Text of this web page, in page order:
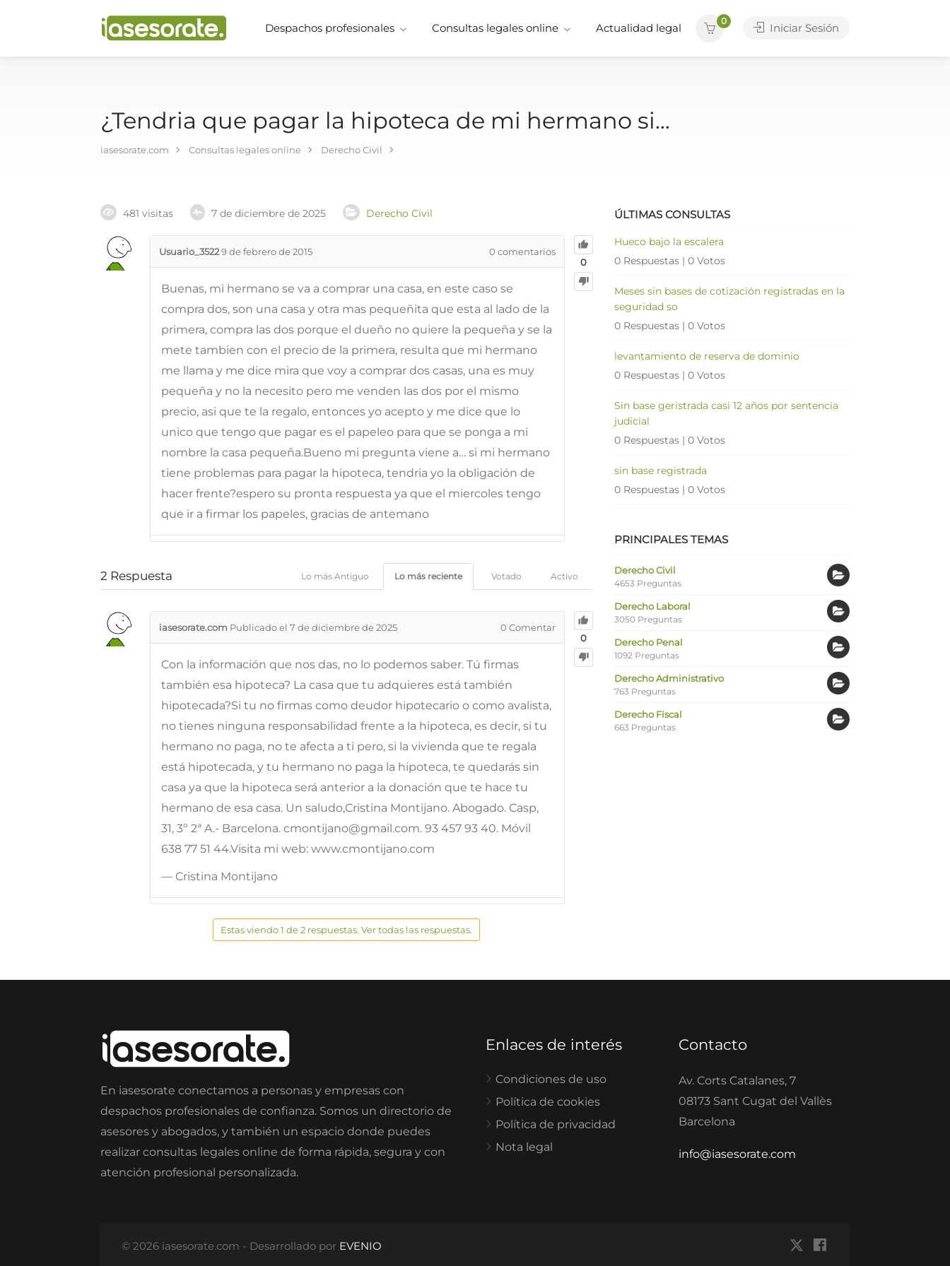
Despachos profesionales Consultas legales online Actualidad legal
0
Iniciar Sesión
¿Tendria que pagar la hipoteca de mi hermano si…
iasesorate.com Consultas legales online Derecho Civil
481 visitas 7 de diciembre de 2025 Derecho Civil
0
Usuario_35229 de febrero de 2015 0 comentarios
Buenas, mi hermano se va a comprar una casa, en este caso se
compra dos, son una casa y otra mas pequeñita que esta al lado de la
primera, compra las dos porque el dueño no quiere la pequeña y se la
mete tambien con el precio de la primera, resulta que mi hermano
me llama y me dice mira que voy a comprar dos casas, una es muy
pequeña y no la necesito pero me venden las dos por el mismo
precio, asi que te la regalo, entonces yo acepto y me dice que lo
unico que tengo que pagar es el papeleo para que se ponga a mi
nombre la casa pequeña.Bueno mi pregunta viene a… si mi hermano
tiene problemas para pagar la hipoteca, tendria yo la obligación de
hacer frente?espero su pronta respuesta ya que el miercoles tengo
que ir a firmar los papeles, gracias de antemano
2 Respuesta Activo
Votado
Lo más reciente
Lo más Antiguo
0
iasesorate.com Publicado el 7 de diciembre de 2025 0 Comentar
Con la información que nos das, no lo podemos saber. Tú firmas
también esa hipoteca? La casa que tu adquieres está también
hipotecada?Si tu no firmas como deudor hipotecario o como avalista,
no tienes ninguna responsabilidad frente a la hipoteca, es decir, si tu
hermano no paga, no te afecta a ti pero, si la vivienda que te regala
está hipotecada, y tu hermano no paga la hipoteca, te quedarás sin
casa ya que la hipoteca será anterior a la donación que te hace tu
hermano de esa casa. Un saludo,Cristina Montijano. Abogado. Casp,
31, 3º 2ª A.- Barcelona. cmontijano@gmail.com. 93 457 93 40. Móvil
638 77 51 44.Visita mi web: www.cmontijano.com
— Cristina Montijano
Estas viendo 1 de 2 respuestas. Ver todas las respuestas.
ÚLTIMAS CONSULTAS
Hueco bajo la escalera
0 Respuestas | 0 Votos
Meses sin bases de cotización registradas en la
seguridad so
0 Respuestas | 0 Votos
levantamiento de reserva de dominio
0 Respuestas | 0 Votos
Sin base geristrada casi 12 años por sentencia
judicial
0 Respuestas | 0 Votos
sin base registrada
0 Respuestas | 0 Votos
PRINCIPALES TEMAS
Derecho Civil
4653 Preguntas
Derecho Laboral
3050 Preguntas
Derecho Penal
1092 Preguntas
Derecho Administrativo
763 Preguntas
Derecho Fiscal
663 Preguntas
En iasesorate conectamos a personas y empresas con
despachos profesionales de confianza. Somos un directorio de
asesores y abogados, y también un espacio donde puedes
realizar consultas legales online de forma rápida, segura y con
atención profesional personalizada.
Enlaces de interés
Condiciones de uso
Política de cookies
Política de privacidad
Nota legal
Contacto
Av. Corts Catalanes, 7
08173 Sant Cugat del Vallès
Barcelona
info@iasesorate.com
© 2026 iasesorate.com - Desarrollado por EVENIO